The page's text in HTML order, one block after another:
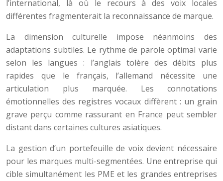
l’international, là où le recours à des voix locales
différentes fragmenterait la reconnaissance de marque.
La dimension culturelle impose néanmoins des
adaptations subtiles. Le rythme de parole optimal varie
selon les langues : l’anglais tolère des débits plus
rapides que le français, l’allemand nécessite une
articulation plus marquée. Les connotations
émotionnelles des registres vocaux diffèrent : un grain
grave perçu comme rassurant en France peut sembler
distant dans certaines cultures asiatiques.
La gestion d’un portefeuille de voix devient nécessaire
pour les marques multi-segmentées. Une entreprise qui
cible simultanément les PME et les grandes entreprises